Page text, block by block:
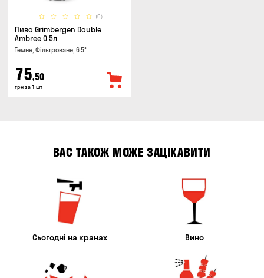
(0)
Пиво Grimbergen Double
Ambree 0.5л
Темне, Фільтроване, 6.5°
75,50
грн за 1 шт
ВАС ТАКОЖ МОЖЕ ЗАЦІКАВИТИ
Сьогодні на кранах Вино